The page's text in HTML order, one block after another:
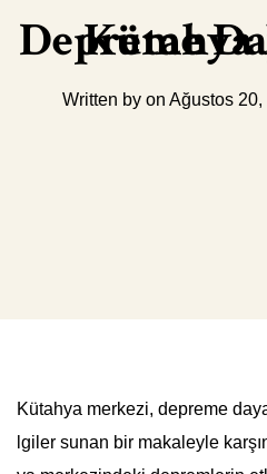
Kütahya Merkez
Written by on Ağustos 20,
Kütahya merkezi, depreme
lgiler sunan bir makaleyle